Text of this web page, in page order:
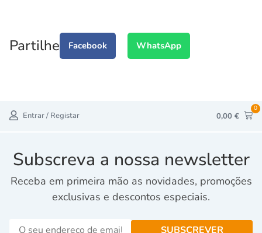
Partilhe Facebook WhatsApp
Entrar / Registar 0,00 €
0
Subscreva a nossa newsletter
Receba em primeira mão as novidades, promoções
exclusivas e descontos especiais.